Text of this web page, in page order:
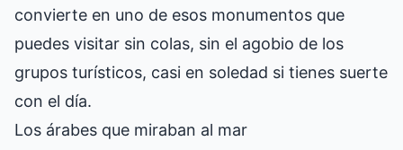
convierte en uno de esos monumentos que
puedes visitar sin colas, sin el agobio de los
grupos turísticos, casi en soledad si tienes suerte
con el día.
Los árabes que miraban al mar